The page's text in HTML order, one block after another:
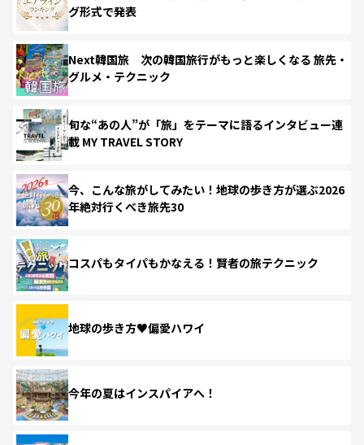
グ形式で発表
Next韓国旅 次の韓国旅行がもっと楽しくなる 旅先・
グルメ・テクニック
旬な“あの人”が「旅」をテーマに語るインタビュー連
載 MY TRAVEL STORY
今、こんな旅がしてみたい！地球の歩き方が選ぶ2026
年絶対行くべき旅先30
コスパもタイパもかなえる！賢者の旅テクニック
地球の歩き方♥偏愛ハワイ
今年の夏はインスパイアへ！